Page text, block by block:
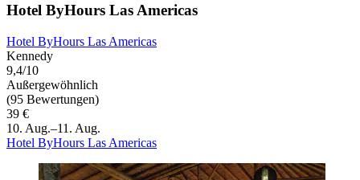
Hotel ByHours Las Americas
Hotel ByHours Las Americas
Kennedy
9,4/10
Außergewöhnlich
(95 Bewertungen)
39 €
10. Aug.–11. Aug.
Hotel ByHours Las Americas